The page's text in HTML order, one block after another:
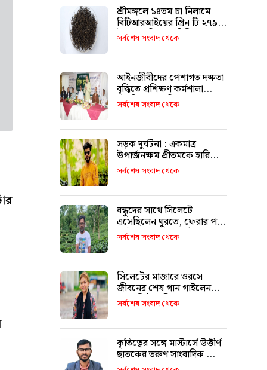
শ্রীমঙ্গলে ১৪তম চা নিলামে
বিটিআরআইয়ের গ্রিন টি ২৭৯০
টাকা কেজি দরে বিক্রি
সর্বশেষ সংবাদ থেকে
আইনজীবীদের পেশাগত দক্ষতা
বৃদ্ধিতে প্রশিক্ষণ কর্মশালা
অপরিহার্য: এমপি এমরান
আহমদ চৌধুরী
সর্বশেষ সংবাদ থেকে
সড়ক দুর্ঘটনা : একমাত্র
উপার্জনক্ষম প্রীতমকে হারিয়ে
বাকরুদ্ধ পরিবার
সর্বশেষ সংবাদ থেকে
বন্ধুদের সাথে সিলেটে
এসেছিলেন ঘুরতে, ফেরার পথে
দুর্ঘটনায় মারা যান সাইফুল
সর্বশেষ সংবাদ থেকে
সিলেটের মাজারে ওরসে
জীবনের শেষ গান গাইলেন
পেহেলি ভৈরবী
সর্বশেষ সংবাদ থেকে
কৃতিত্বের সঙ্গে মাস্টার্সে উত্তীর্ণ
ছাতকের তরুণ সাংবাদিক মোঃ
তাজিদুল ইসলাম